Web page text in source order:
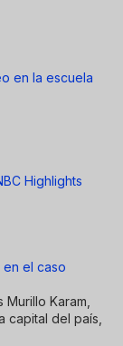
en la escuela
Highlights
en el caso
Karam,
capital del país,